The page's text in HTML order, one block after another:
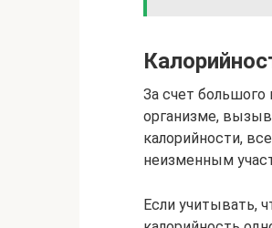
За счет большого
организме,
калорийности,
неизменным
Если учитывать,